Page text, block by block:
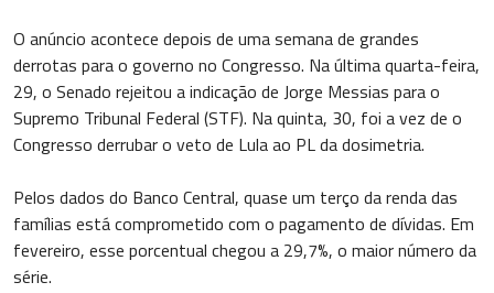
O anúncio acontece depois de uma semana de grandes
derrotas para o governo no Congresso. Na última quarta-feira,
29, o Senado rejeitou a indicação de Jorge Messias para o
Supremo Tribunal Federal (STF). Na quinta, 30, foi a vez de o
Congresso derrubar o veto de Lula ao PL da dosimetria.
Pelos dados do Banco Central, quase um terço da renda das
famílias está comprometido com o pagamento de dívidas. Em
fevereiro, esse porcentual chegou a 29,7%, o maior número da
série.